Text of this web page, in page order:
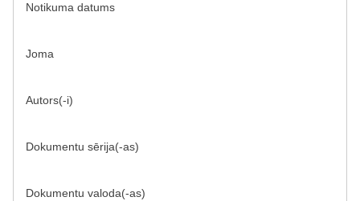
Notikuma datums
Joma
Autors(-i)
Dokumentu sērija(-as)
Dokumentu valoda(-as)